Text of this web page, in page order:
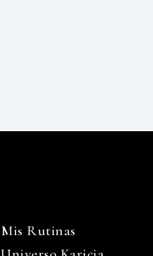
Mis Rutinas